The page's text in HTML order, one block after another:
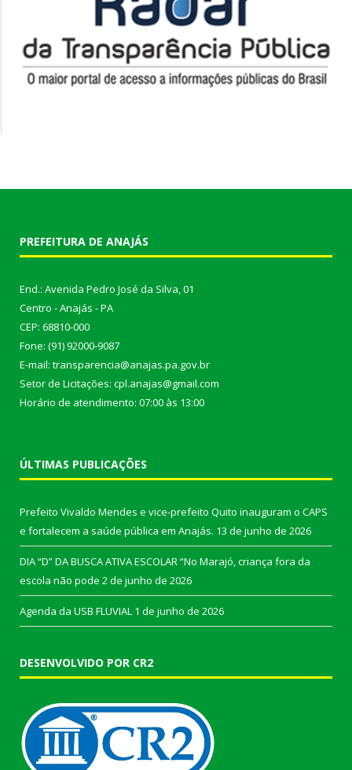
PREFEITURA DE ANAJÁS
End.: Avenida Pedro José da Silva, 01
Centro - Anajás - PA
CEP: 68810-000
Fone: (91) 92000-9087
E-mail: transparencia@anajas.pa.gov.br
Setor de Licitações: cpl.anajas@gmail.com
Horário de atendimento: 07:00 às 13:00
ÚLTIMAS PUBLICAÇÕES
Prefeito Vivaldo Mendes e vice-prefeito Quito inauguram o CAPS
e fortalecem a saúde pública em Anajás. 13 de junho de 2026
DIA “D” DA BUSCA ATIVA ESCOLAR “No Marajó, criança fora da
escola não pode 2 de junho de 2026
Agenda da USB FLUVIAL 1 de junho de 2026
DESENVOLVIDO POR CR2